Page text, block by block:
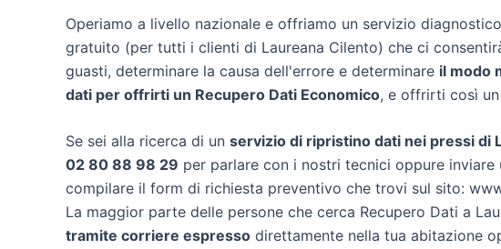
Operiamo a livello nazionale e offriamo un servizio
gratuito (per tutti i clienti di Laureana Cilento) che ci
guasti, determinare la causa dell'errore e determinare il modo
dati per offrirti un Recupero Dati Economico, e offrirti così un
Se sei alla ricerca di un servizio di ripristino dati nei pressi di
02 80 88 98 29 per parlare con i nostri tecnici oppure inviare
compilare il form di richiesta preventivo che trovi sul sito:
La maggior parte delle persone che cerca Recupero Dati a
tramite corriere espresso direttamente nella tua abitazione